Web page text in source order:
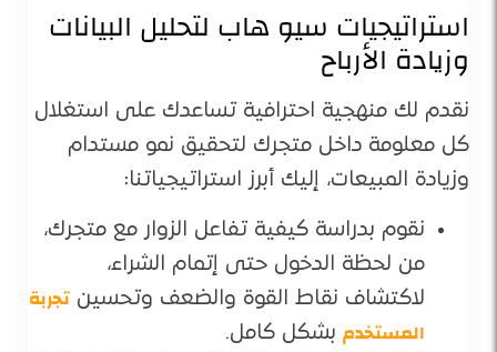
استراتيجيات سيو هاب لتحليل البيانات
وزيادة الأرباح
نقدم لك منهجية احترافية تساعدك على استغلال
كل معلومة داخل متجرك لتحقيق نمو مستدام
وزيادة المبيعات، إليك أبرز استراتيجياتنا:
نقوم بدراسة كيفية تفاعل الزوار مع متجرك،
من لحظة الدخول حتى إتمام الشراء،
لاكتشاف نقاط القوة والضعف وتحسين تجربة
المستخدم بشكل كامل.